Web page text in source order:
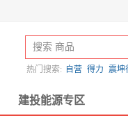
热门搜索: 自营 得力 震坤
建投能源专区